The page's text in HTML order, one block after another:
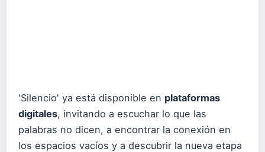
'Silencio' ya está disponible en plataformas
digitales, invitando a escuchar lo que las
palabras no dicen, a encontrar la conexión en
los espacios vacíos y a descubrir la nueva etapa